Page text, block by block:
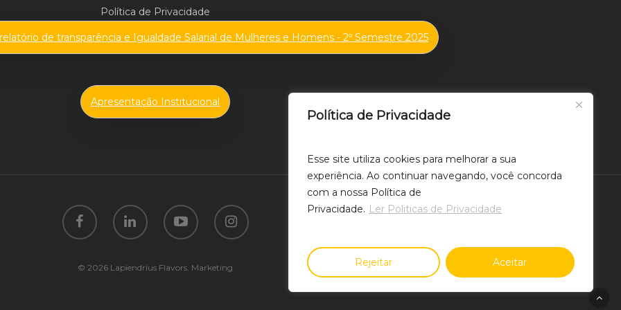
Política de Privacidade
Esse site utiliza cookies para melhorar a sua
experiência. Ao continuar navegando, você concorda
com a nossa Política de
Privacidade. Ler Politicas de Privacidade
Rejeitar Aceitar
Política de Privacidade
de transparência e Igualdade Salarial de Mulheres e Homens - 2º Semestre 2025
Apresentação Institucional
© 2026 Lapiendrius Flavors. Marketing